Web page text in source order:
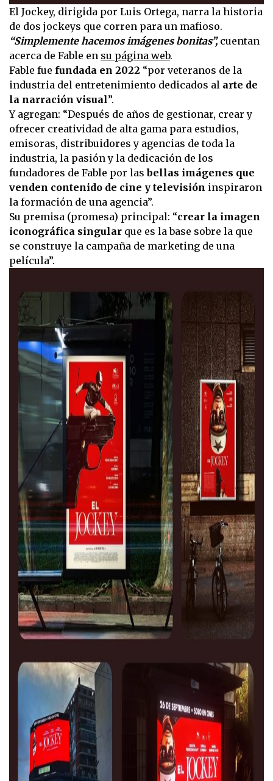
El Jockey, dirigida por Luis Ortega, narra la historia
de dos jockeys que corren para un mafioso.
“Simplemente hacemos imágenes bonitas”, cuentan
acerca de Fable en su página web.
Fable fue fundada en 2022 “por veteranos de la
industria del entretenimiento dedicados al arte de
la narración visual”.
Y agregan: “Después de años de gestionar, crear y
ofrecer creatividad de alta gama para estudios,
emisoras, distribuidores y agencias de toda la
industria, la pasión y la dedicación de los
fundadores de Fable por lasbellas imágenes que
venden contenido de cine y televisión inspiraron
la formación de una agencia”.
Su premisa (promesa) principal: “crear la imagen
iconográfica singular que es la base sobre la que
se construye la campaña de marketing de una
película”.